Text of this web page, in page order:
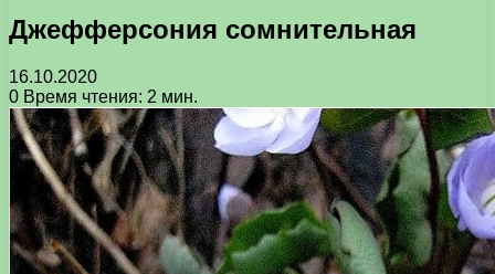
Джефферсония сомнительная
16.10.2020
0 Время чтения: 2 мин.